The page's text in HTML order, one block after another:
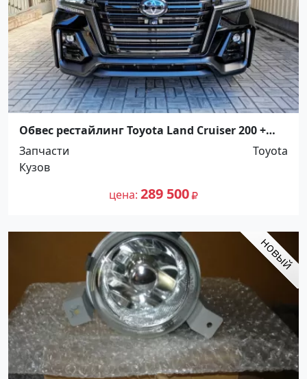
Обвес рестайлинг Toyota Land Cruiser 200 +
обвес Urban Sport Краснодар
Запчасти
Toyota
Кузов
цена 289 500